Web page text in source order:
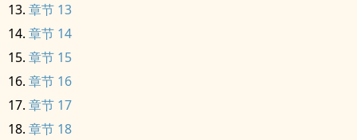
章节 13
章节 14
章节 15
章节 16
章节 17
章节 18